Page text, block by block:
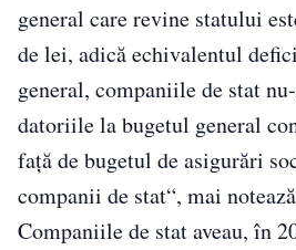
general care revine statului
de lei, adică echivalentul
general, companiile de stat
datoriile la bugetul general
faţă de bugetul de asigurări
companii de stat“, mai
Companiile de stat aveau, în